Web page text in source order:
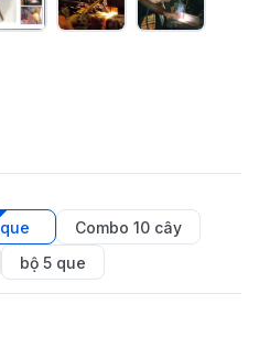
que
Combo 10 cây
bộ 5 que